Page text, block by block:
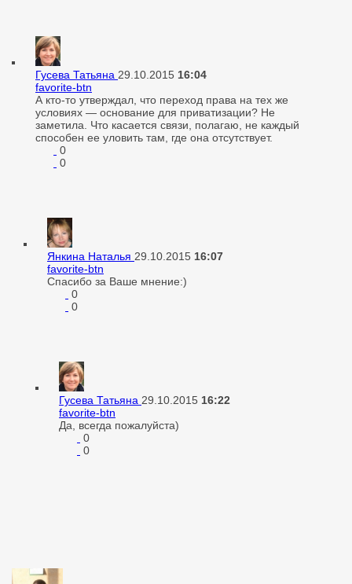
Гусева Татьяна 29.10.2015 16:04
favorite-btn
А кто-то утверждал, что переход права на тех же
условиях — основание для приватизации? Не
заметила. Что касается связи, полагаю, не каждый
способен ее уловить там, где она отсутствует.
0
0
Янкина Наталья 29.10.2015 16:07
favorite-btn
Спасибо за Ваше мнение:)
0
0
Гусева Татьяна 29.10.2015 16:22
favorite-btn
Да, всегда пожалуйста)
0
0